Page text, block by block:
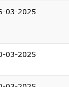
03-2025
03-2025